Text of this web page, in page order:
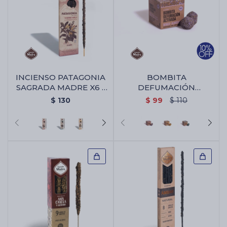
INCIENSO PATAGONIA
SAGRADA MADRE X6 -
Algaborra/vainilla
$ 130
BOMBITA
DEFUMACIÓN
SAGRADA MADRE X 8 -
$ 99 $ 110